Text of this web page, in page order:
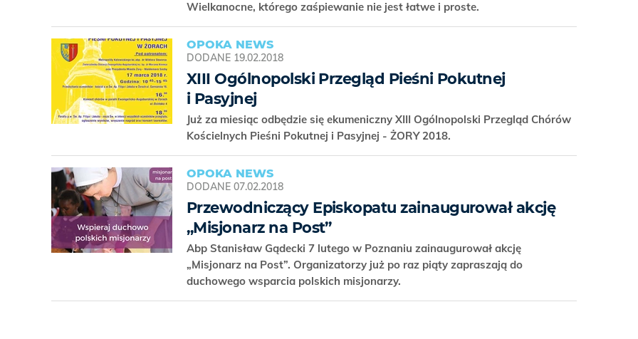
Wielkanocne, którego zaśpiewanie nie jest łatwe i proste.
OPOKA NEWS
DODANE 19.02.2018
XIII Ogólnopolski Przegląd Pieśni Pokutnej
i Pasyjnej
Już za miesiąc odbędzie się ekumeniczny XIII Ogólnopolski Przegląd Chórów
Kościelnych Pieśni Pokutnej i Pasyjnej - ŻORY 2018.
OPOKA NEWS
DODANE 07.02.2018
Przewodniczący Episkopatu zainaugurował akcję
„Misjonarz na Post”
Abp Stanisław Gądecki 7 lutego w Poznaniu zainaugurował akcję
„Misjonarz na Post”. Organizatorzy już po raz piąty zapraszają do
duchowego wsparcia polskich misjonarzy.